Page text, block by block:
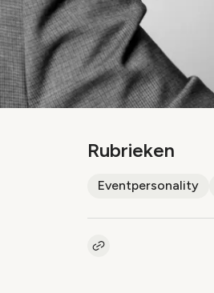
Rubrieken
Eventpersonality
Kopieer link naar artikel